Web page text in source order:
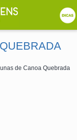
de Canoa Quebrada